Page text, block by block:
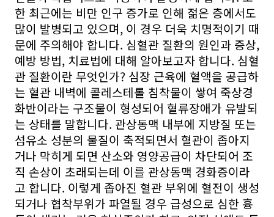
한 최근에는 비만 인구 증가로 인해 젊은 층에서도
많이 발병되고 있으며, 이 경우 더욱 치명적이기 때
문에 주의해야 합니다. 심혈관 질환의 원인과 증상,
예방 방법, 치료법에 대해 알아보고자 합니다. 심혈
관 질환이란 무엇인가? 심장 근육에 혈액을 공급하
는 혈관 내벽에 콜레스테롤 침착물이 쌓여 죽상경
화반이라는 구조물이 형성되어 혈류장애가 유발되
는 상태를 말합니다. 관상동맥 내부에 지방질 또는
섬유소 성분의 물질이 축적되면서 혈관이 좁아지
거나 막히게 되면 산소와 영양공급이 차단되어 조
직 손상이 초래되는데 이를 관상동맥 경화증이라
고 합니다. 이렇게 좁아진 혈관 부위에 혈전이 생성
되거나 협착부위가 파열될 경우 급성으로 심한 흉